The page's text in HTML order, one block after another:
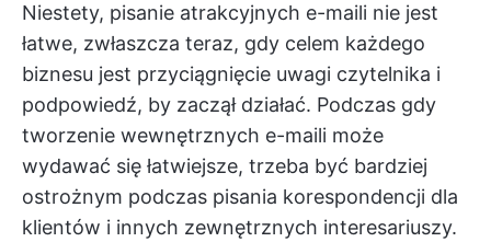
Niestety, pisanie atrakcyjnych e-maili nie jest
łatwe, zwłaszcza teraz, gdy celem każdego
biznesu jest przyciągnięcie uwagi czytelnika i
podpowiedź, by zaczął działać. Podczas gdy
tworzenie wewnętrznych e-maili może
wydawać się łatwiejsze, trzeba być bardziej
ostrożnym podczas pisania korespondencji dla
klientów i innych zewnętrznych interesariuszy.